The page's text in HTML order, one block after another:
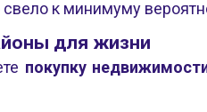
к минимуму
для жизни
покупку